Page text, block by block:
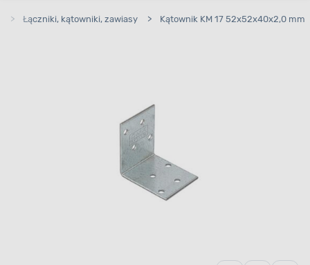
> Łączniki, kątowniki, zawiasy > Kątownik KM 17 52x52x40x2,0 mm